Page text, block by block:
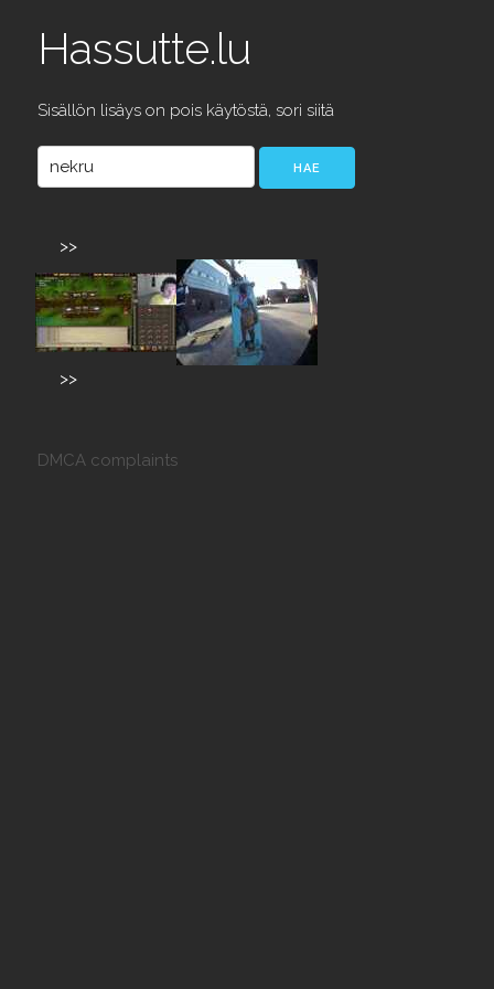
Hassutte.lu
Sisällön lisäys on pois käytöstä, sori siitä
>>
>>
DMCA complaints